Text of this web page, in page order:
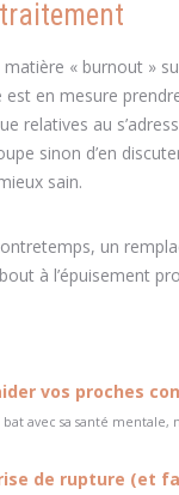
« burnout »
en mesure
relatives au
sinon d’en
sain.
un
à l’épuisement
vos proches
avec sa santé
de rupture (et